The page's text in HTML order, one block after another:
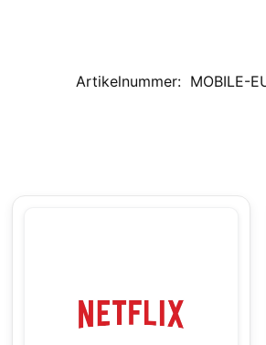
Artikelnummer: MOBILE-